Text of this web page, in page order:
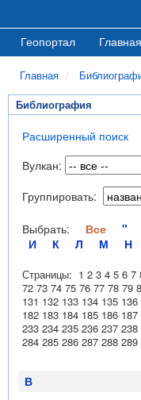
Геопортал Главная
Главная
Библиография
Расширенный поиск
Вулкан:
Группировать:
Выбрать: Все "
И
К Л М Н
Страницы: 1 2 3 4 5 6 7
72 73 74 75 76 77 78 79
131 132 133 134 135 136
182 183 184 185 186 187
233 234 235 236 237 238
284 285 286 287 288 289
В